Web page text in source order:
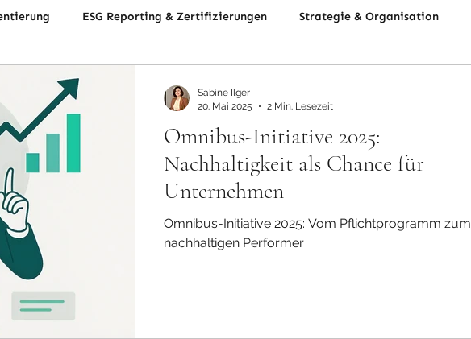
ESG Reporting & Zertifizierungen Strategie & Organisation
Zukunftstrends & Kontextanalyse
Omnibus-Initiative 2025:
Nachhaltigkeit als Chance für
Unternehmen
Omnibus-Initiative 2025: Vom Pflichtprogramm zum
nachhaltigen Performer
Sabine Ilger
20. Mai 2025
2 Min. Lesezeit